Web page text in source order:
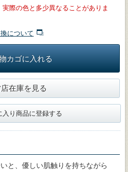
際の色と多少異なることがありま
について
カゴに入れる
在庫を見る
入り商品に登録する
と、優しい肌触りを持ちながら